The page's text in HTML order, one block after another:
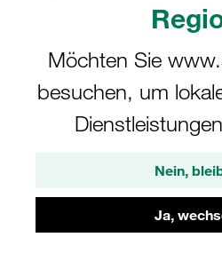
Möchten Sie
besuchen, um
Nein,
Ja,
Komplettschelle
7S Ø88,9mm
Anschweißpl.
gerippt, mit